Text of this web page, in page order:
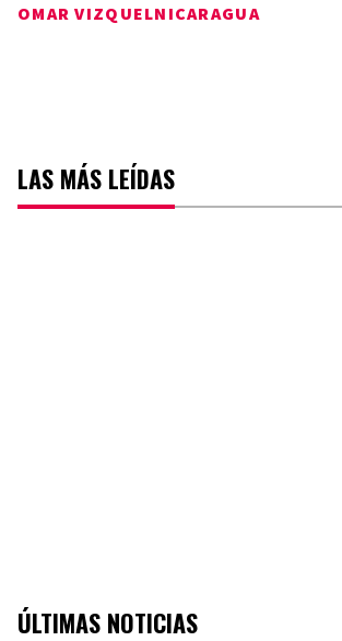
OMAR VIZQUELNICARAGUA
LAS MÁS LEÍDAS
ÚLTIMAS NOTICIAS